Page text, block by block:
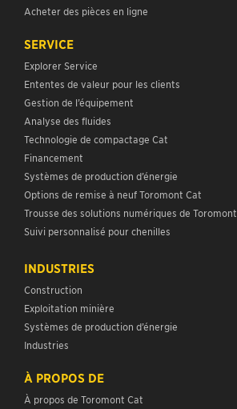
Acheter des pièces en ligne
SERVICE
Explorer Service
Ententes de valeur pour les clients
Gestion de l’équipement
Analyse des fluides
Technologie de compactage Cat
Financement
Systèmes de production d’énergie
Options de remise à neuf Toromont Cat
Trousse des solutions numériques de Toromont
Suivi personnalisé pour chenilles
INDUSTRIES
Construction
Exploitation minière
Systèmes de production d’énergie
Industries
À PROPOS DE
À propos de Toromont Cat